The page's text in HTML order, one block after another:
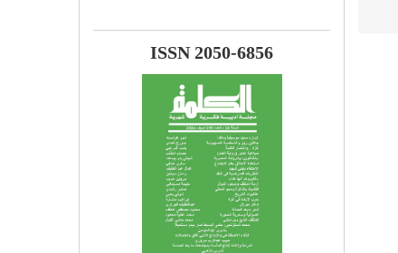
ISSN 2050-6856